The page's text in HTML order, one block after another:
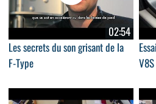
02:54
Les secrets du son grisant de la
F-Type
V8S